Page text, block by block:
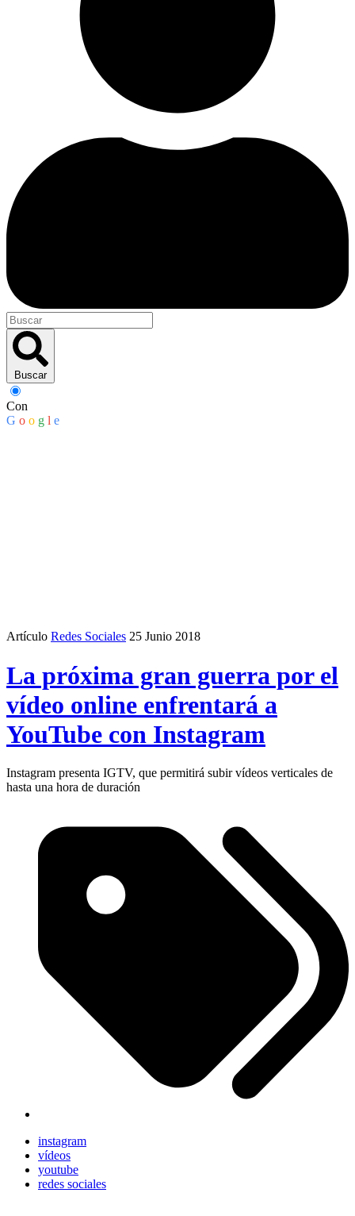
Buscar
Con
G o o g l e
Artículo Redes Sociales 25 Junio 2018
La próxima gran guerra por el
vídeo online enfrentará a
YouTube con Instagram
Instagram presenta IGTV, que permitirá subir vídeos verticales de
hasta una hora de duración
instagram
vídeos
youtube
redes sociales